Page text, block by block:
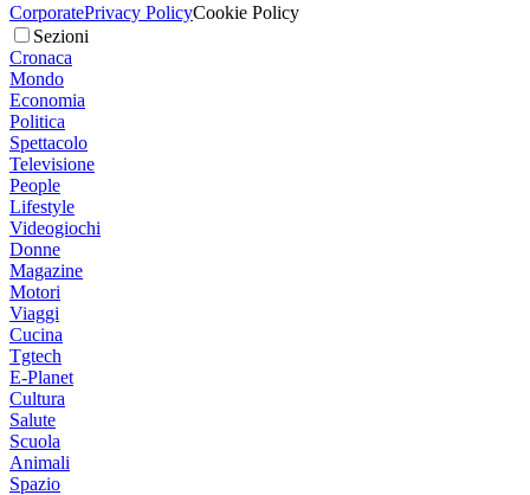
CorporatePrivacy PolicyCookie Policy
Sezioni
Cronaca
Mondo
Economia
Politica
Spettacolo
Televisione
People
Lifestyle
Videogiochi
Donne
Magazine
Motori
Viaggi
Cucina
Tgtech
E-Planet
Cultura
Salute
Scuola
Animali
Spazio